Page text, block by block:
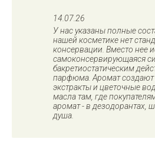
14.07.26
У нас указаны полные
нашей косметике нет
консервации. Вместо нее
самоконсервирующаяся
бакретиостатическим
парфюма. Аромат создают
экстракты и цветочные
масла там, где
аромат - в дезодорантах,
душа.